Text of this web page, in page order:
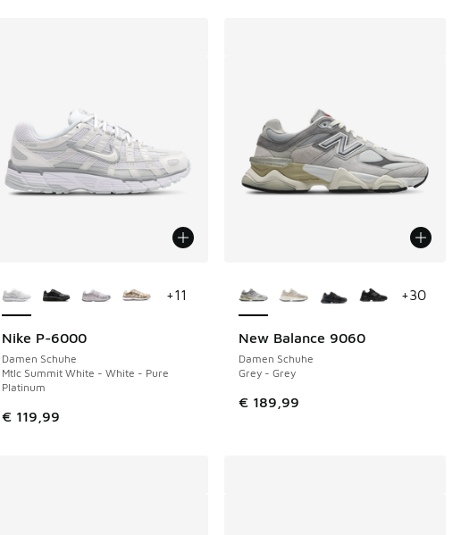
Nike P-6000
Damen Schuhe
Mtlc Summit White - White - Pure
Platinum
€ 119,99
+11
New Balance 9060
Damen Schuhe
Grey - Grey
€ 189,99
+30